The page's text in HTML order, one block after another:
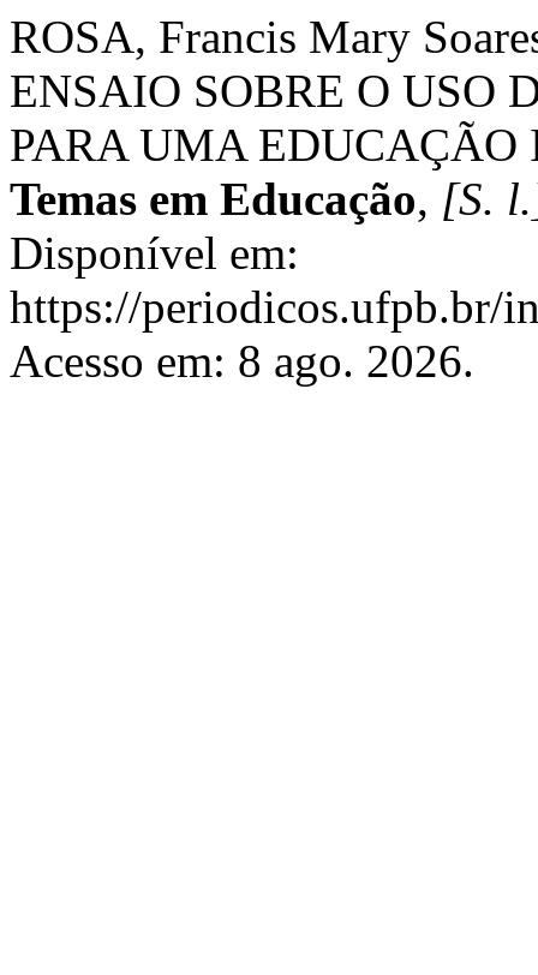
ROSA, Francis Mary
ENSAIO SOBRE O USO
PARA UMA
Temas em Educação, [S.
Disponível em:
https://periodicos.ufpb.br/
Acesso em: 8 ago. 2026.